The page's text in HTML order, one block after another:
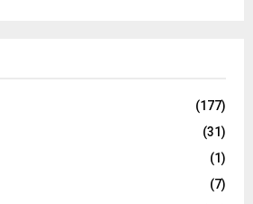
(177)
(31)
(1)
(7)